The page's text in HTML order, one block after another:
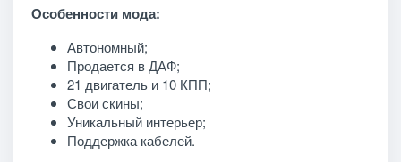
Особенности мода:
Автономный;
Продается в ДАФ;
21 двигатель и 10 КПП;
Свои скины;
Уникальный интерьер;
Поддержка кабелей.